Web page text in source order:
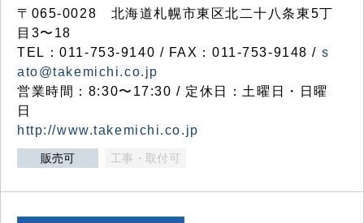
〒065-0028 北海道札幌市東区北二十八条東5丁
目3〜18
TEL：011-753-9140 / FAX：011-753-9148 / s
ato@takemichi.co.jp
営業時間：8:30〜17:30 / 定休日：土曜日・日曜
日
http://www.takemichi.co.jp
販売可 工事・取付可